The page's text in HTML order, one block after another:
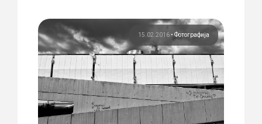
15.02.2016 • Фотографија